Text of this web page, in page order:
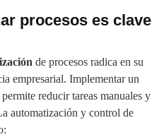
procesos es clave
de procesos radica en su
empresarial. Implementar un
permite reducir tareas manuales y
automatización y control de